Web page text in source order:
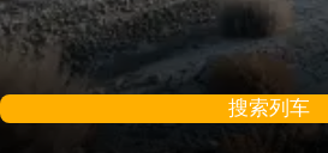
搜索列车